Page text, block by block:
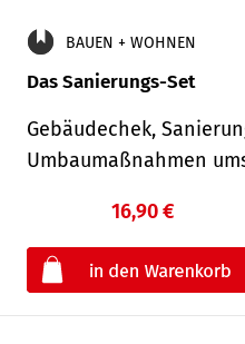
BAUEN + WOHNEN
Das Sanierungs-Set
Gebäudechek,
Umbaumaßnahmen
16,90 €